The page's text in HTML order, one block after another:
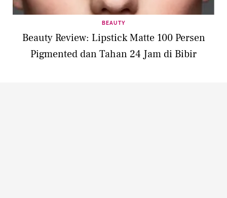
BEAUTY
Beauty Review: Lipstick Matte 100 Persen
Pigmented dan Tahan 24 Jam di Bibir